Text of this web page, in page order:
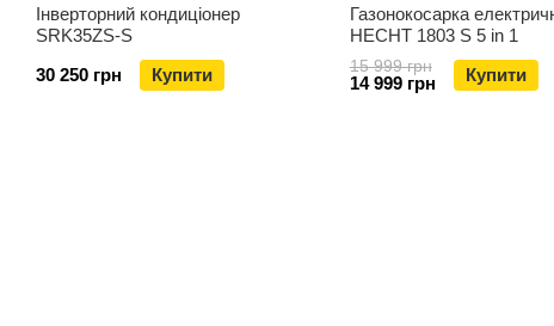
Інверторний кондиціонер
SRK35ZS-S
30 250 грн
Купити
Газонокосарка
HECHT 1803 S 5 in 1
15 999 грн
14 999 грн Купити